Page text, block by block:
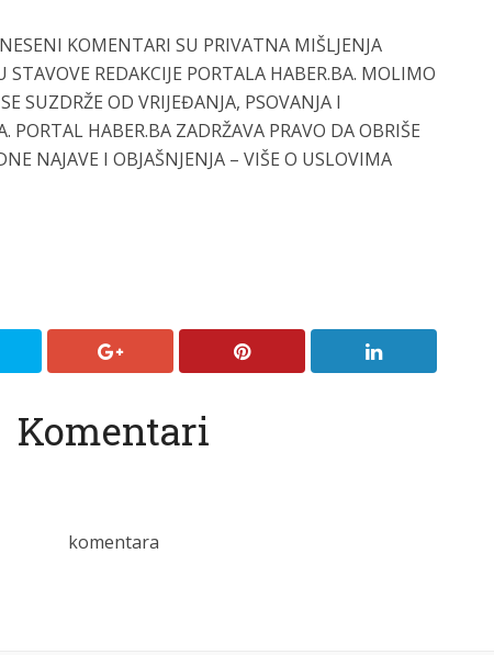
KOMENTARI SU PRIVATNA MIŠLJENJA
STAVOVE REDAKCIJE PORTALA HABER.BA. MOLIMO
SUZDRŽE OD VRIJEĐANJA, PSOVANJA I
PORTAL HABER.BA ZADRŽAVA PRAVO DA OBRIŠE
NAJAVE I OBJAŠNJENJA – VIŠE O USLOVIMA
Komentari
komentara